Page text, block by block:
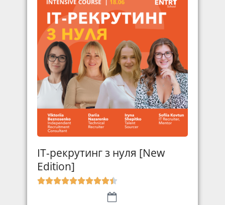
IT-рекрутинг з нуля [New
Edition]